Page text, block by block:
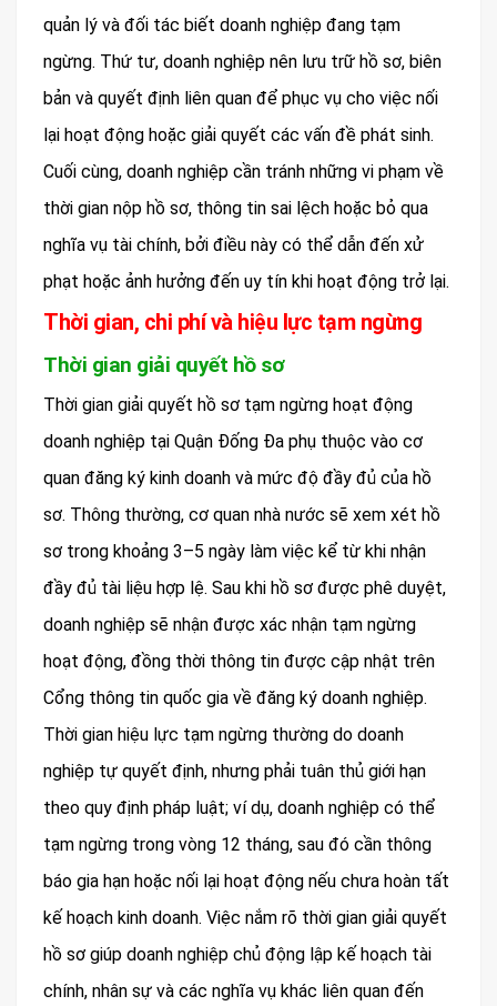
quản lý và đối tác biết doanh nghiệp đang tạm
ngừng. Thứ tư, doanh nghiệp nên lưu trữ hồ sơ, biên
bản và quyết định liên quan để phục vụ cho việc nối
lại hoạt động hoặc giải quyết các vấn đề phát sinh.
Cuối cùng, doanh nghiệp cần tránh những vi phạm về
thời gian nộp hồ sơ, thông tin sai lệch hoặc bỏ qua
nghĩa vụ tài chính, bởi điều này có thể dẫn đến xử
phạt hoặc ảnh hưởng đến uy tín khi hoạt động trở lại.
Thời gian, chi phí và hiệu lực tạm ngừng
Thời gian giải quyết hồ sơ
Thời gian giải quyết hồ sơ tạm ngừng hoạt động
doanh nghiệp tại Quận Đống Đa phụ thuộc vào cơ
quan đăng ký kinh doanh và mức độ đầy đủ của hồ
sơ. Thông thường, cơ quan nhà nước sẽ xem xét hồ
sơ trong khoảng 3–5 ngày làm việc kể từ khi nhận
đầy đủ tài liệu hợp lệ. Sau khi hồ sơ được phê duyệt,
doanh nghiệp sẽ nhận được xác nhận tạm ngừng
hoạt động, đồng thời thông tin được cập nhật trên
Cổng thông tin quốc gia về đăng ký doanh nghiệp.
Thời gian hiệu lực tạm ngừng thường do doanh
nghiệp tự quyết định, nhưng phải tuân thủ giới hạn
theo quy định pháp luật; ví dụ, doanh nghiệp có thể
tạm ngừng trong vòng 12 tháng, sau đó cần thông
báo gia hạn hoặc nối lại hoạt động nếu chưa hoàn tất
kế hoạch kinh doanh. Việc nắm rõ thời gian giải quyết
hồ sơ giúp doanh nghiệp chủ động lập kế hoạch tài
chính, nhân sự và các nghĩa vụ khác liên quan đến